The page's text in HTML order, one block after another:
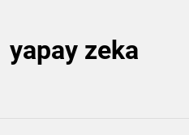
yapay zeka